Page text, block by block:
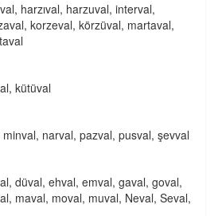
harzıval, harzuval, interval,
korzeval, körzüval, martaval,
kütüval
narval, pazval, pusval, şevval
düval, ehval, emval, gaval, goval,
maval, moval, muval, Neval, Seval,